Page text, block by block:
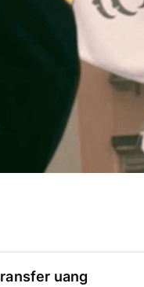
uang